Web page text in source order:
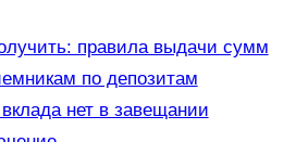
правила выдачи сумм
по депозитам
нет в завещании